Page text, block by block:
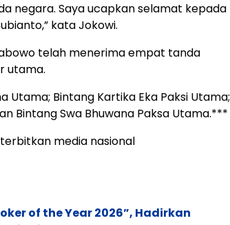
negara. Saya ucapkan selamat kepada
kata Jokowi.
telah menerima empat tanda
utama.
Utama; Bintang Kartika Eka Paksi Utama;
Bintang Swa Bhuwana Paksa Utama.***
media nasional
of the Year 2026”, Hadirkan